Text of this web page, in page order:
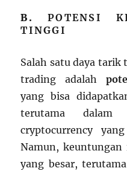
B.POTENSI
TINGGI
Salah satu daya tarik
trading adalah
yang bisa
terutama
cryptocurrency
Namun,
yang besar,